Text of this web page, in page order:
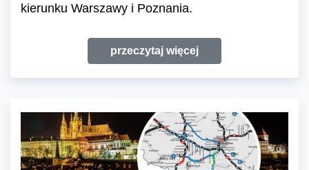
kierunku Warszawy i Poznania.
przeczytaj więcej